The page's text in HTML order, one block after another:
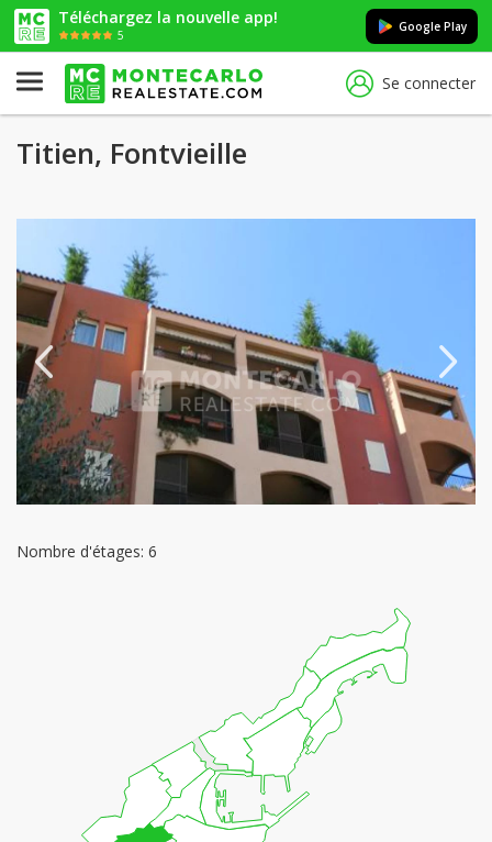
Téléchargez la nouvelle app!
5
Google Play
Se connecter
Titien, Fontvieille
Nombre d'étages: 6